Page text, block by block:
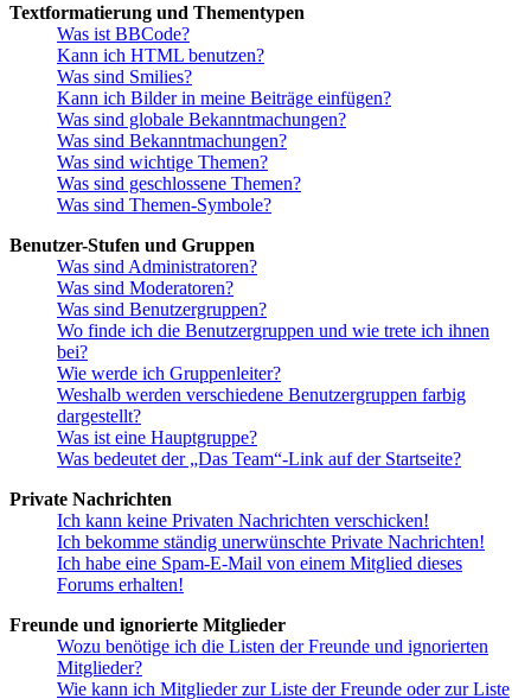
Textformatierung und Thementypen
Was ist BBCode?
Kann ich HTML benutzen?
Was sind Smilies?
Kann ich Bilder in meine Beiträge einfügen?
Was sind globale Bekanntmachungen?
Was sind Bekanntmachungen?
Was sind wichtige Themen?
Was sind geschlossene Themen?
Was sind Themen-Symbole?
Benutzer-Stufen und Gruppen
Was sind Administratoren?
Was sind Moderatoren?
Was sind Benutzergruppen?
Wo finde ich die Benutzergruppen und wie trete ich ihnen
bei?
Wie werde ich Gruppenleiter?
Weshalb werden verschiedene Benutzergruppen farbig
dargestellt?
Was ist eine Hauptgruppe?
Was bedeutet der „Das Team“-Link auf der Startseite?
Private Nachrichten
Ich kann keine Privaten Nachrichten verschicken!
Ich bekomme ständig unerwünschte Private Nachrichten!
Ich habe eine Spam-E-Mail von einem Mitglied dieses
Forums erhalten!
Freunde und ignorierte Mitglieder
Wozu benötige ich die Listen der Freunde und ignorierten
Mitglieder?
Wie kann ich Mitglieder zur Liste der Freunde oder zur Liste